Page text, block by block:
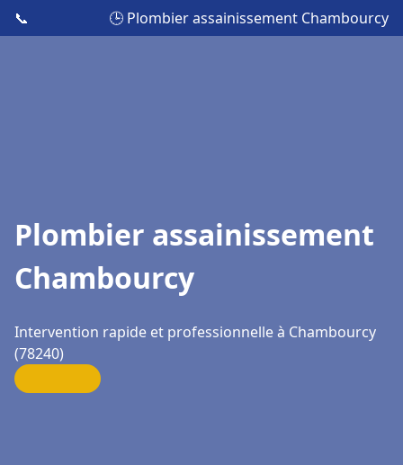
📞 🕒 Plombier assainissement Chambourcy
Plombier assainissement
Chambourcy
Intervention rapide et professionnelle à Chambourcy
(78240)